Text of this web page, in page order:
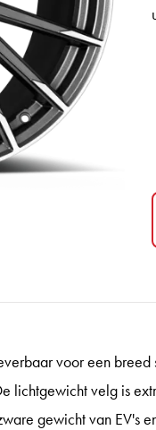
voor een
lichtgewicht velg is
gewicht van EV's